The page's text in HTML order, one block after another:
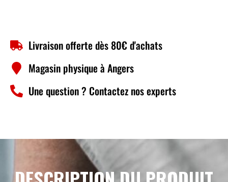
Livraison offerte dès 80€ d'achats
Magasin physique à Angers
Une question ? Contactez nos experts